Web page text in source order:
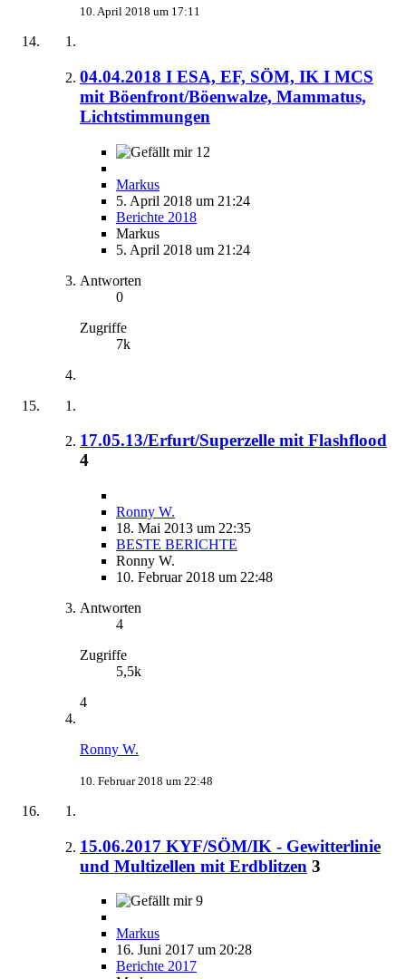
10. April 2018 um 17:11
04.04.2018 I ESA, EF, SÖM, IK I MCS
mit Böenfront/Böenwalze, Mammatus,
Lichtstimmungen
12
Markus
5. April 2018 um 21:24
Berichte 2018
Markus
5. April 2018 um 21:24
Antworten
0
Zugriffe
7k
17.05.13/Erfurt/Superzelle mit Flashflood
4
Ronny W.
18. Mai 2013 um 22:35
BESTE BERICHTE
Ronny W.
10. Februar 2018 um 22:48
Antworten
4
Zugriffe
5,5k
4
Ronny W.
10. Februar 2018 um 22:48
15.06.2017 KYF/SÖM/IK - Gewitterlinie
und Multizellen mit Erdblitzen 3
9
Markus
16. Juni 2017 um 20:28
Berichte 2017